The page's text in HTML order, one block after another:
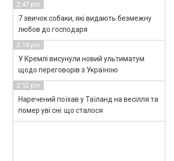
2:47 pm
7 звичок собаки, які видають безмежну
любов до господаря
2:18 pm
У Кремлі висунули новий ультиматум
щодо переговорів з Україною
2:12 pm
Наречений поїхав у Таїланд на весілля та
помер уві сні: що сталося